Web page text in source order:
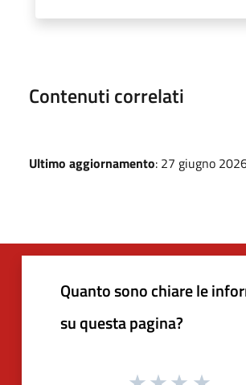
Contenuti correlati
Ultimo aggiornamento: 27 giugno
Quanto sono chiare le
su questa pagina?